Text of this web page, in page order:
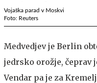
Vojaška parad v Moskvi
Foto: Reuters
Medvedjev je Berlin
jedrsko orožje, čeprav
Vendar pa je za